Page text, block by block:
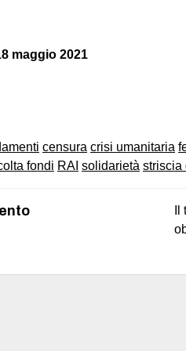
maggio 2021
censura crisi umanitaria
fondi RAI solidarietà striscia